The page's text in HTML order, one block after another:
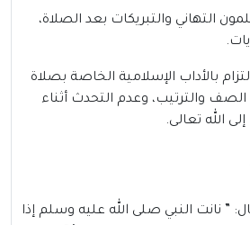
التهاني والتبريكات بعد الصلاة،
بالأداب الإسلامية الخاصة بصلاة
والترتيب، وعدم التحدث أثناء
الله تعالى.
” نانت النبي صلى الله عليه وسلم إذا